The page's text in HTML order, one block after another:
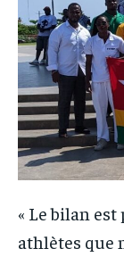
« Le bilan
athlètes que